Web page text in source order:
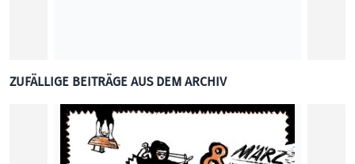
ZUFÄLLIGE BEITRÄGE AUS DEM ARCHIV